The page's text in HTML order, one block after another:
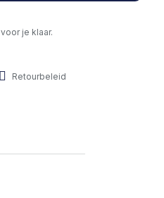
je klaar.
Retourbeleid